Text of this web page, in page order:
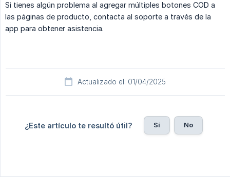
Si tienes algún problema al agregar múltiples botones COD a
las páginas de producto, contacta al soporte a través de la
app para obtener asistencia.
Actualizado el: 01/04/2025
¿Este artículo te resultó útil? Sí No